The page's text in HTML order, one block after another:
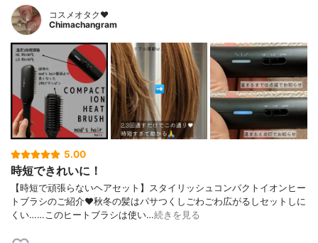
コスメオタク♥︎
Chimachangram
5.00
時短できれいに！
【時短で頑張らないヘアセット】スタイリッシュコンパクトイオンヒー
トブラシのご紹介♥︎秋冬の髪はパサつくしごわごわ広がるしセットしに
くい……このヒートブラシは使い…続きを見る